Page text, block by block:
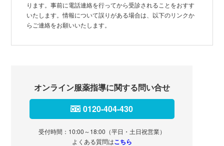
ります。事前に電話連絡を行ってから受診されることをおすす
いたします。情報について誤りがある場合は、以下のリンクか
らご連絡をお願いいたします。
オンライン服薬指導に関する問い合せ
0120-404-430
受付時間：10:00～18:00（平日・土日祝営業）
よくある質問はこちら